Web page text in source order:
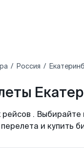
Россия
. Выбирайте
и купить